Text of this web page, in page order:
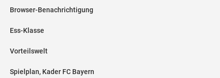
Browser-Benachrichtigung
Ess-Klasse
Vorteilswelt
Spielplan, Kader FC Bayern